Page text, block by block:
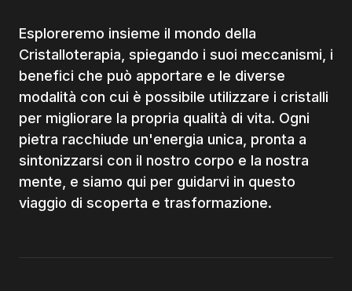
Esploreremo insieme il mondo della
Cristalloterapia, spiegando i suoi meccanismi, i
benefici che può apportare e le diverse
modalità con cui è possibile utilizzare i cristalli
per migliorare la propria qualità di vita. Ogni
pietra racchiude un'energia unica, pronta a
sintonizzarsi con il nostro corpo e la nostra
mente, e siamo qui per guidarvi in questo
viaggio di scoperta e trasformazione.